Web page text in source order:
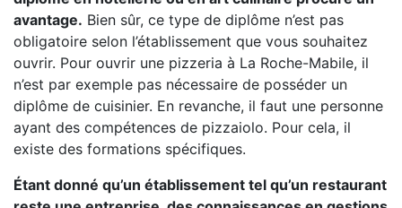
avantage. Bien sûr, ce type de diplôme n’est pas
obligatoire selon l’établissement que vous souhaitez
ouvrir. Pour ouvrir une pizzeria à La Roche-Mabile, il
n’est par exemple pas nécessaire de posséder un
diplôme de cuisinier. En revanche, il faut une personne
ayant des compétences de pizzaiolo. Pour cela, il
existe des formations spécifiques.
Étant donné qu’un établissement tel qu’un restaurant